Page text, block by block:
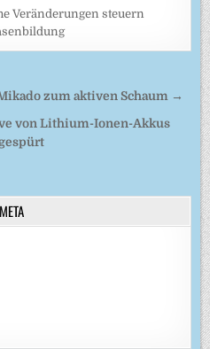
Veränderungen steuern
zum aktiven Schaum →
von Lithium-Ionen-Akkus
META